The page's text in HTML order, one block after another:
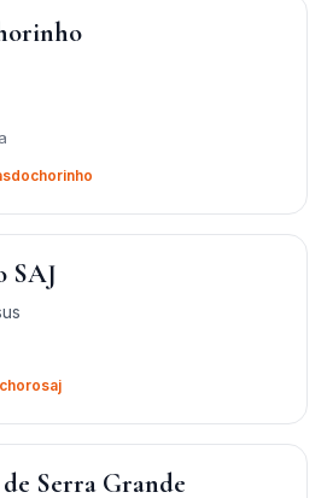
SAJ
Serra Grande